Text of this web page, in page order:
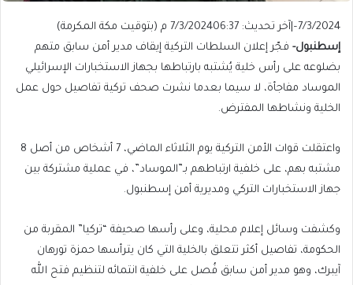
7/3/2024
– آخر تحديث: 7/3/2024 06:37 م (بتوقيت مكة المكرمة)
إسطنبول- فجّر إعلان السلطات التركية إيقاف مدير أمن سابق متهم
بضلوعه على رأس خلية يُشتبه بارتباطها بجهاز الاستخبارات الإسرائيلي
الموساد مفاجأة، لا سيما بعدما نشرت صحف تركية تفاصيل حول عمل
الخلية ونشاطها المفترض.
واعتقلت قوات الأمن التركية يوم الثلاثاء الماضي، 7 أشخاص من أصل 8
مشتبه بهم، على خلفية ارتباطهم بـ”الموساد”، في عملية مشتركة بين
جهاز الاستخبارات التركي ومديرية أمن إسطنبول.
وكشفت وسائل إعلام محلية، وعلى رأسها صحيفة “تركيا” المقربة من
الحكومة، تفاصيل أكثر تتعلق بالخلية التي كان يترأسها حمزة تورهان
آيبرك، وهو مدير أمن سابق فُصل على خلفية انتمائه لتنظيم فتح الله